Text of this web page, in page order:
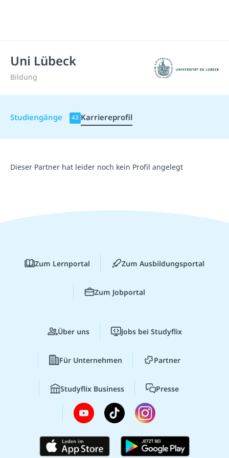
Uni Lübeck
Bildung
Studiengänge 43 Karriereprofil
Dieser Partner hat leider noch kein Profil angelegt
Zum Lernportal Zum Ausbildungsportal
Zum Jobportal
Über uns Jobs bei Studyflix
Für Unternehmen Partner
Studyflix Business Presse